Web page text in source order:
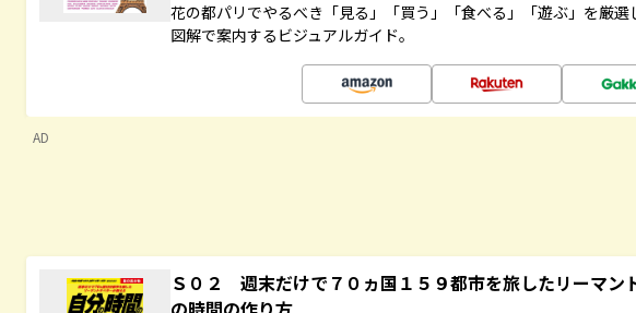
花の都パリでやるべき「見る」「買う」「食べる」「遊ぶ」を厳選
図解で案内するビジュアルガイド。
AD
Ｓ０２ 週末だけで７０ヵ国１５９都市を旅したリーマン